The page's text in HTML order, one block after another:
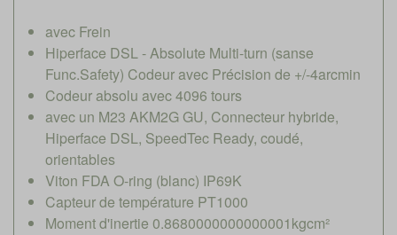
avec Frein
Hiperface DSL - Absolute Multi-turn (sanse
Func.Safety) Codeur avec Précision de +/-4arcmin
Codeur absolu avec 4096 tours
avec un M23 AKM2G GU, Connecteur hybride,
Hiperface DSL, SpeedTec Ready, coudé,
orientables
Viton FDA O-ring (blanc) IP69K
Capteur de température PT1000
Moment d'inertie 0.8680000000000001kgcm²